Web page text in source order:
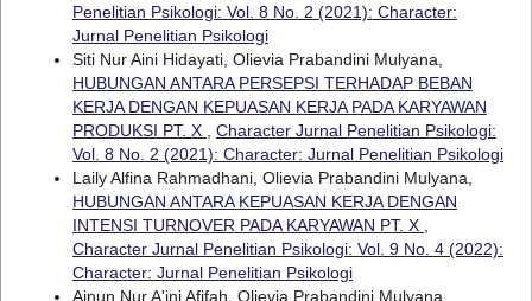
Penelitian Psikologi: Vol. 8 No. 2 (2021): Character:
Jurnal Penelitian Psikologi
Siti Nur Aini Hidayati, Olievia Prabandini Mulyana,
HUBUNGAN ANTARA PERSEPSI TERHADAP BEBAN
KERJA DENGAN KEPUASAN KERJA PADA KARYAWAN
PRODUKSI PT. X
Character Jurnal Penelitian Psikologi:
Vol. 8 No. 2 (2021): Character: Jurnal Penelitian Psikologi
Laily Alfina Rahmadhani, Olievia Prabandini Mulyana,
HUBUNGAN ANTARA KEPUASAN KERJA DENGAN
INTENSI TURNOVER PADA KARYAWAN PT. X
Character Jurnal Penelitian Psikologi: Vol. 9 No. 4 (2022):
Character: Jurnal Penelitian Psikologi
Ainun Nur A'ini Afifah, Olievia Prabandini Mulyana,